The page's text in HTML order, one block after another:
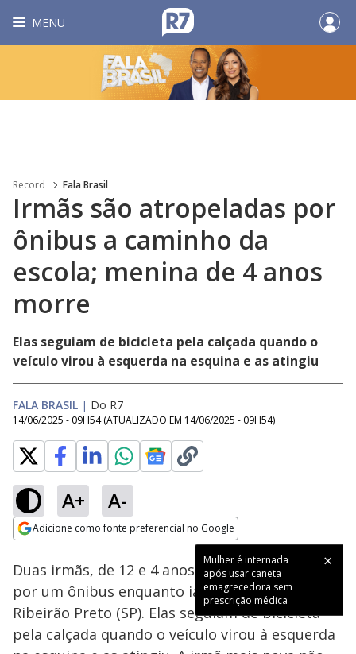
MENU
Record Fala Brasil
Irmãs são atropeladas por
ônibus a caminho da
escola; menina de 4 anos
morre
Elas seguiam de bicicleta pela calçada quando o
veículo virou à esquerda na esquina e as atingiu
FALA BRASIL | Do R7
14/06/2025 - 09H54 (ATUALIZADO EM 14/06/2025 - 09H54)
A+ A-
Adicione como fonte preferencial no Google
Mulher é internada
após usar caneta
emagrecedora sem
prescrição médica
Ativar
100.00%
Duas irmãs, de 12 e 4 anos, foram atropeladas
por um ônibus enquanto iam para a escola em
Ribeirão Preto (SP). Elas seguiam de bicicleta
pela calçada quando o veículo virou à esquerda